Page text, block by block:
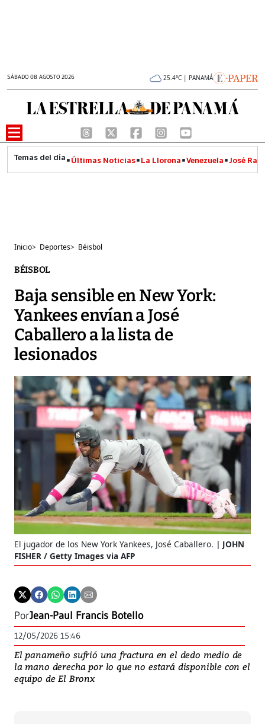
SÁBADO 08 AGOSTO 2026 25.4°C | PANAMÁ
Últimas Noticias La Llorona Venezuela José
Inicio> Deportes> Béisbol
BÉISBOL
Baja sensible en New York:
Yankees envían a José
Caballero a la lista de
lesionados
El jugador de los New York Yankees, José Caballero.
JOHN
FISHER / Getty Images via AFP
PorJean-Paul Francis Botello
12/05/2026 15:46
El panameño sufrió una fractura en el dedo medio de
la mano derecha por lo que no estará disponible con el
equipo de El Bronx